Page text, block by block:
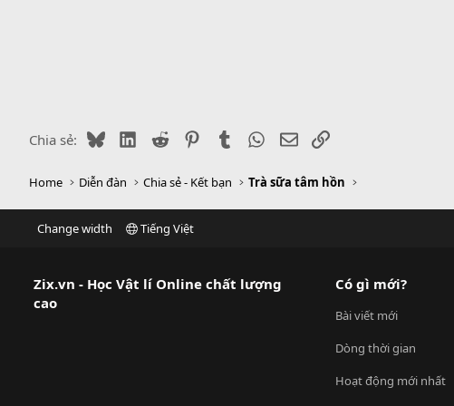
Chia sẻ: BlueskyLinkedIn
Reddit PinterestTumblr WhatsApp
EmailLink
Home Diễn đàn Chia sẻ - Kết bạn Trà sữa tâm hồn
Change width Tiếng Việt
Zix.vn - Học Vật lí Online chất lượng
cao
Có gì mới?
Bài viết mới
Dòng thời gian
Hoạt động mới nhất